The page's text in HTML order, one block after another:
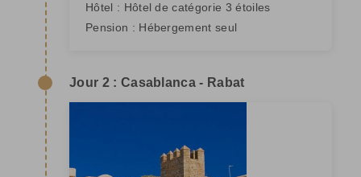
Hôtel : Hôtel de catégorie 3 étoiles
Pension : Hébergement seul
Jour 2 : Casablanca - Rabat